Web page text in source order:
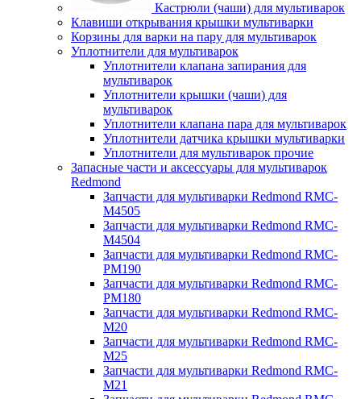
Кастрюли (чаши) для мультиварок
Клавиши открывания крышки мультиварки
Корзины для варки на пару для мультиварок
Уплотнители для мультиварок
Уплотнители клапана запирания для
мультиварок
Уплотнители крышки (чаши) для
мультиварок
Уплотнители клапана пара для мультиварок
Уплотнители датчика крышки мультиварки
Уплотнители для мультиварок прочие
Запасные части и аксессуары для мультиварок
Redmond
Запчасти для мультиварки Redmond RMC-
M4505
Запчасти для мультиварки Redmond RMC-
M4504
Запчасти для мультиварки Redmond RMC-
PM190
Запчасти для мультиварки Redmond RMC-
PM180
Запчасти для мультиварки Redmond RMC-
M20
Запчасти для мультиварки Redmond RMC-
M25
Запчасти для мультиварки Redmond RMC-
M21